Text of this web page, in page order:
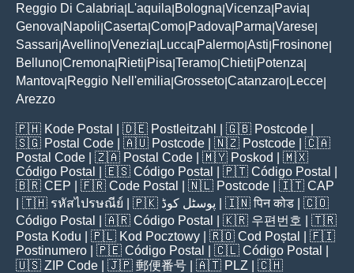
Reggio Di Calabria L'aquila Bologna Vicenza Pavia
Genova Napoli Caserta Como Padova Parma Varese
Sassari Avellino Venezia Lucca Palermo Asti Frosinone
Belluno Cremona Rieti Pisa Teramo Chieti Potenza
Mantova Reggio Nell'emilia Grosseto Catanzaro Lecce
Arezzo
🇵🇭 Kode Postal | 🇩🇪 Postleitzahl | 🇬🇧 Postcode
🇸🇬 Postal Code | 🇦🇺 Postcode | 🇳🇿 Postcode | 🇨🇦
Postal Code | 🇿🇦 Postal Code | 🇲🇾 Poskod
| 🇲🇽
Código Postal
| 🇪🇸 Código Postal | 🇵🇹 Código Postal
🇧🇷 CEP | 🇫🇷 Code Postal | 🇳🇱 Postcode | 🇮🇹 CAP
| 🇹🇭 รหัสไปรษณีย์ | 🇵🇰 پوسٹل کوڈ | 🇮🇳पिन कोड | 🇨🇴
Código Postal
| 🇦🇷 Código Postal | 🇰🇷 우편번호
| 🇹🇷
Posta Kodu | 🇵🇱 Kod Pocztowy | 🇷🇴 Cod Poștal
| 🇫🇮
Postinumero | 🇵🇪 Código Postal | 🇨🇱 Código Postal
🇺🇸 ZIP Code | 🇯🇵 郵便番号 | 🇦🇹 PLZ | 🇨🇭